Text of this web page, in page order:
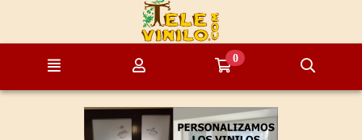
Ir al contenido principal de la página
Ir a mi compra
0